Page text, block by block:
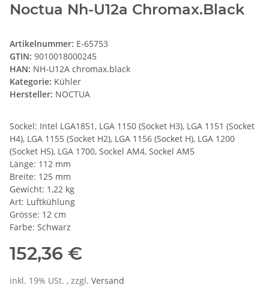
Noctua Nh-U12a Chromax.Black
Artikelnummer: E-65753
GTIN: 9010018000245
HAN: NH-U12A chromax.black
Kategorie: Kühler
Hersteller: NOCTUA
Sockel: Intel LGA1851, LGA 1150 (Socket H3), LGA 1151 (Socket
H4), LGA 1155 (Socket H2), LGA 1156 (Socket H), LGA 1200
(Socket H5), LGA 1700, Sockel AM4, Sockel AM5
Länge: 112 mm
Breite: 125 mm
Gewicht: 1,22 kg
Art: Luftkühlung
Grösse: 12 cm
Farbe: Schwarz
152,36 €
inkl. 19% USt. , zzgl. Versand